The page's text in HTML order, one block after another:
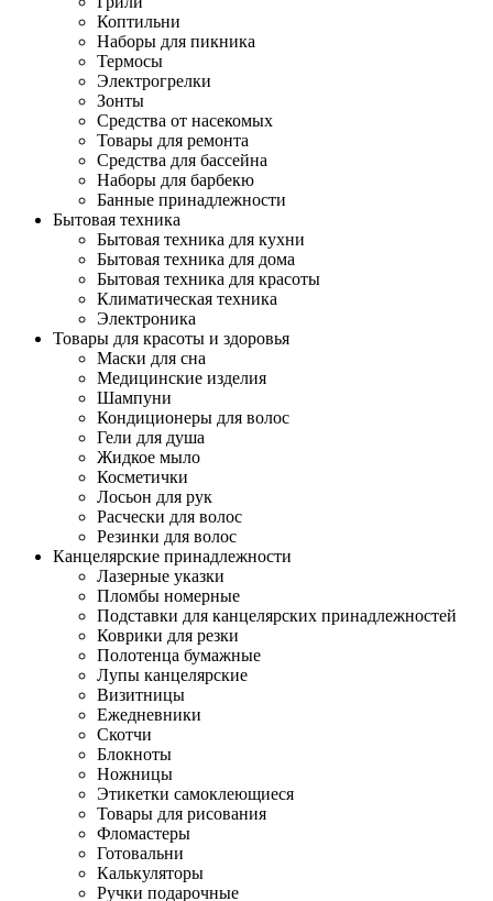
Коптильни
Наборы для пикника
Термосы
Электрогрелки
Зонты
Средства от насекомых
Товары для ремонта
Средства для бассейна
Наборы для барбекю
Банные принадлежности
Бытовая техника
Бытовая техника для кухни
Бытовая техника для дома
Бытовая техника для красоты
Климатическая техника
Электроника
Товары для красоты и здоровья
Маски для сна
Медицинские изделия
Шампуни
Кондиционеры для волос
Гели для душа
Жидкое мыло
Косметички
Лосьон для рук
Расчески для волос
Резинки для волос
Канцелярские принадлежности
Лазерные указки
Пломбы номерные
Подставки для канцелярских принадлежностей
Коврики для резки
Полотенца бумажные
Лупы канцелярские
Визитницы
Ежедневники
Скотчи
Блокноты
Ножницы
Этикетки самоклеющиеся
Товары для рисования
Фломастеры
Готовальни
Калькуляторы
Ручки подарочные